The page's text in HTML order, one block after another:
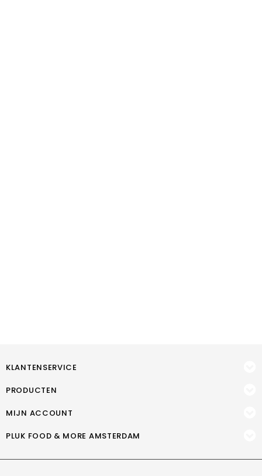
KLANTENSERVICE
PRODUCTEN
MIJN ACCOUNT
PLUK FOOD & MORE AMSTERDAM